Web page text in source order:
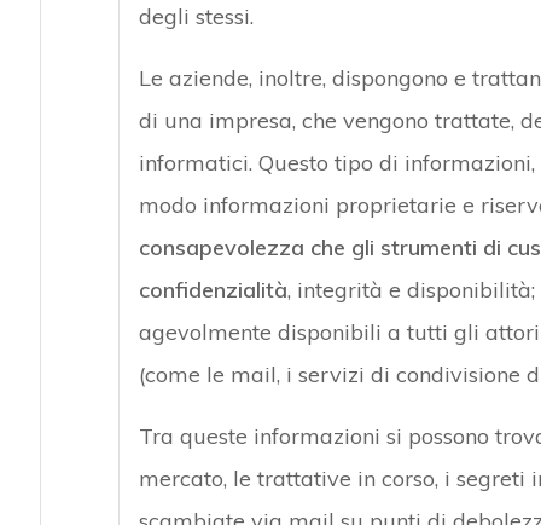
degli stessi.
Le aziende, inoltre, dispongono e
di una impresa, che vengono trattate,
informatici. Questo tipo di
modo informazioni proprietarie e
consapevolezza che gli strumenti di
confidenzialità, integrità e
agevolmente disponibili a tutti gli attori
(come le mail, i servizi di condivisione
Tra queste informazioni si possono
mercato, le trattative in corso, i segreti